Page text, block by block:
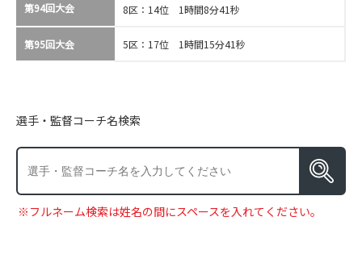
第94回大会 8区：14位 1時間8分41秒
第95回大会 5区：17位 1時間15分41秒
選手・監督コーチ名検索
※フルネーム検索は姓名の間にスペースを入れてください。